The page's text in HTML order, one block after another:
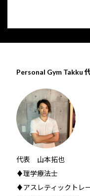
Personal Gym Takku
代表 山本拓也
♦理学療法士
♦アスレティックトレ